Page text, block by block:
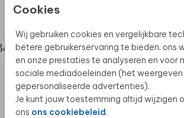
Cookies
Wij gebruiken cookies en vergelijkbare
betere gebruikerservaring te bieden, ons
en onze prestaties te analyseren en voor
sociale mediadoeleinden (het weergeven
gepersonaliseerde advertenties).
Je kunt jouw toestemming altijd wijzigen
ons ons cookiebeleid.
de complete set